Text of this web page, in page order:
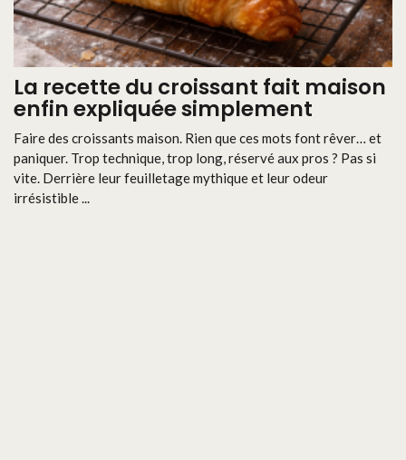
La recette du croissant fait maison
enfin expliquée simplement
Faire des croissants maison. Rien que ces mots font rêver… et
paniquer. Trop technique, trop long, réservé aux pros ? Pas si
vite. Derrière leur feuilletage mythique et leur odeur
irrésistible ...